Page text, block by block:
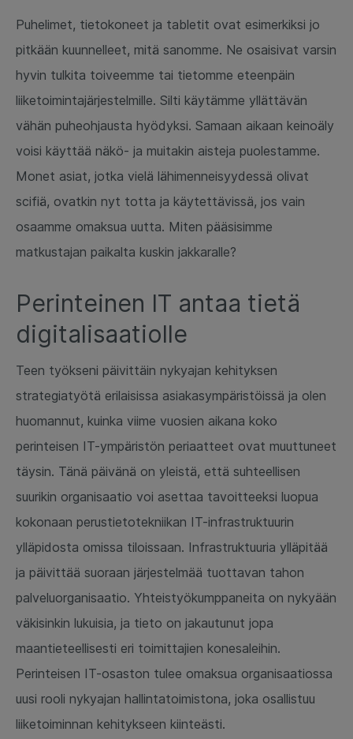
Puhelimet, tietokoneet ja tabletit ovat esimerkiksi jo
pitkään kuunnelleet, mitä sanomme. Ne osaisivat varsin
hyvin tulkita toiveemme tai tietomme eteenpäin
liiketoimintajärjestelmille. Silti käytämme yllättävän
vähän puheohjausta hyödyksi. Samaan aikaan keinoäly
voisi käyttää näkö- ja muitakin aisteja puolestamme.
Monet asiat, jotka vielä lähimenneisyydessä olivat
scifiä, ovatkin nyt totta ja käytettävissä, jos vain
osaamme omaksua uutta. Miten pääsisimme
matkustajan paikalta kuskin jakkaralle?
Perinteinen IT antaa tietä
digitalisaatiolle
Teen työkseni päivittäin nykyajan kehityksen
strategiatyötä erilaisissa asiakasympäristöissä ja olen
huomannut, kuinka viime vuosien aikana koko
perinteisen IT-ympäristön periaatteet ovat muuttuneet
täysin. Tänä päivänä on yleistä, että suhteellisen
suurikin organisaatio voi asettaa tavoitteeksi luopua
kokonaan perustietotekniikan IT-infrastruktuurin
ylläpidosta omissa tiloissaan. Infrastruktuuria ylläpitää
ja päivittää suoraan järjestelmää tuottavan tahon
palveluorganisaatio. Yhteistyökumppaneita on nykyään
väkisinkin lukuisia, ja tieto on jakautunut jopa
maantieteellisesti eri toimittajien konesaleihin.
Perinteisen IT-osaston tulee omaksua organisaatiossa
uusi rooli nykyajan hallintatoimistona, joka osallistuu
liiketoiminnan kehitykseen kiinteästi.